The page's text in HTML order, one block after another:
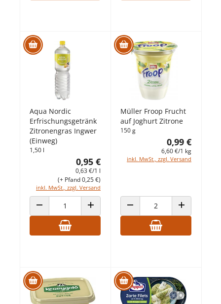
Aqua Nordic
Erfrischungsgetränk
Zitronengras Ingwer
(Einweg)
1,50 l
0,95 €
0,63 €/1 l
inkl. MwSt., zzgl. Versand
(+ Pfand 0,25 €)
ANZAHL VERRINGERNANZAHL ERHÖHEN
Müller Froop Frucht
auf Joghurt Zitrone
150 g
0,99 €
6,60 €/1 kg
inkl. MwSt., zzgl. Versand
ANZAHL VERRINGERNANZAHL